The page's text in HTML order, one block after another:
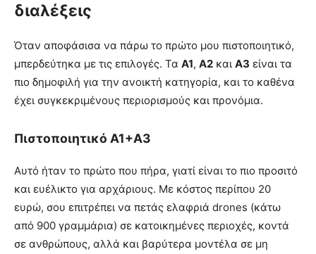
διαλέξεις
Όταν αποφάσισα να πάρω το πρώτο μου πιστοποιητικό,
μπερδεύτηκα με τις επιλογές. Τα Α1, Α2 και Α3 είναι τα
πιο δημοφιλή για την ανοικτή κατηγορία, και το καθένα
έχει συγκεκριμένους περιορισμούς και προνόμια.
Πιστοποιητικό Α1+Α3
Αυτό ήταν το πρώτο που πήρα, γιατί είναι το πιο προσιτό
και ευέλικτο για αρχάριους. Με κόστος περίπου 20
ευρώ, σου επιτρέπει να πετάς ελαφριά drones (κάτω
από 900 γραμμάρια) σε κατοικημένες περιοχές, κοντά
σε ανθρώπους, αλλά και βαρύτερα μοντέλα σε μη